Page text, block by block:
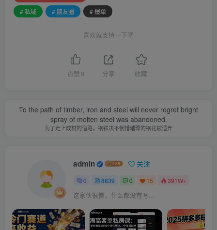
# 私域
# 朋友圈 # 爆单
喜欢就支持一下吧
点赞 0 分享 收藏
To the path of timber, iron and steel will never regret bright
spray of molten steel was abandoned.
为了走上成材的道路，钢铁决不惋惜璀璨的钢花被遗弃
admin 关注
0 8839 0 15 391W+
这家伙很懒，什么都没有写...